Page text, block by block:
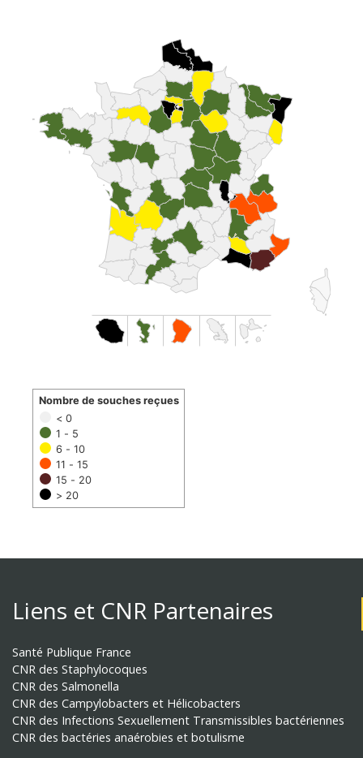
< 0
1 - 5
6 - 10
11 - 15
15 - 20
> 20
Nombre de souches reçues
Liens et CNR Partenaires
Santé Publique France
CNR des Staphylocoques
CNR des Salmonella
CNR des Campylobacters et Hélicobacters
CNR des Infections Sexuellement Transmissibles bactériennes
CNR des bactéries anaérobies et botulisme